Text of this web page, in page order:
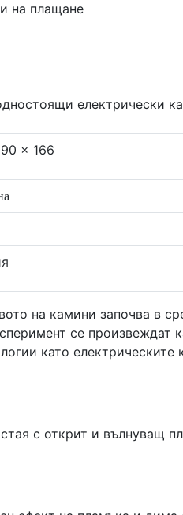
на плащане
електрически
x 166
на камини започва в
се
като
с открит и вълнуващ